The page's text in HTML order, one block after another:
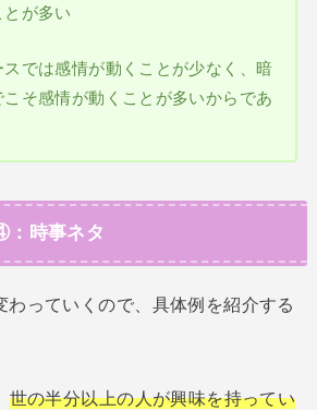
が多い
スでは感情が動くことが少なく、暗
そ感情が動くことが多いからであ
：時事ネタ
わっていくので、具体例を紹介する
世の半分以上の人が興味を持ってい